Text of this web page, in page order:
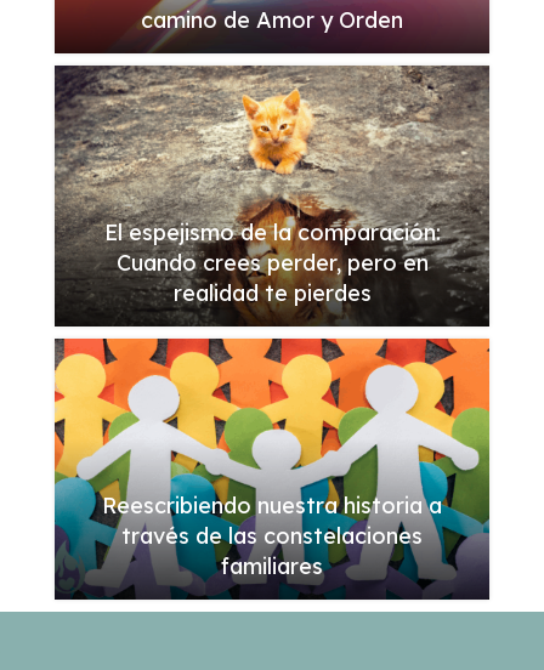
camino de Amor y Orden
El espejismo de la comparación:
Cuando crees perder, pero en
realidad te pierdes
Reescribiendo nuestra historia a
través de las constelaciones
familiares